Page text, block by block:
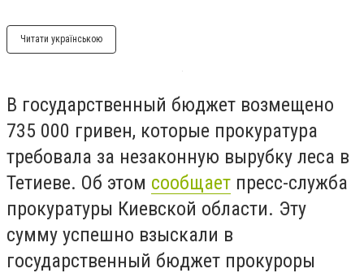
Читати українською
В государственный бюджет возмещено
735 000 гривен, которые прокуратура
требовала за незаконную вырубку леса в
Тетиеве. Об этом сообщает пресс-служба
прокуратуры Киевской области. Эту
сумму успешно взыскали в
государственный бюджет прокуроры